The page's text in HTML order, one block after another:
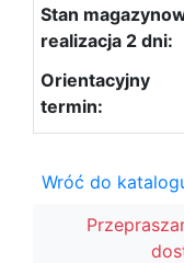
Wróć do